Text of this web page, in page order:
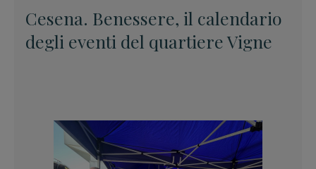
Cesena. Benessere, il calendario
degli eventi del quartiere Vigne